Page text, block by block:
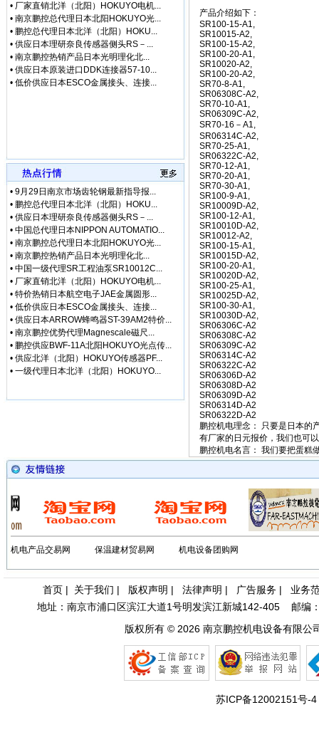
• [网站公告]
• [网站公告]
• [网站公告]
• [网站公告]
• [网站公告]
• [网站公告]
• [网站公告]
• [最新快讯]
• [最新快讯]
• [最新通知]
• [网站公告]
• [网站公告]
• [网站公告]
• [网站公告]
• [网站公告]
• [网站公告]
• [网站公告]
• [网站公告]
• [网站公告]
• [网站公告]
• [网站公告]
• [网站公告]
• [网站公告]
• [网站公告]
• [网站公告]
• [网站公告]
• [网站公告]
• [网站公告]
• [网站公告]
• [网站公告] 藤井电工
• [网站公告] 低价格东
• [网站公告] 低价格东
• [最新快讯] 阿里巴巴
• [网站公告] 一般纳
• [最新通知] 独家代理
• [网站公告] 独家代理
• [最新通知] 独家代理
• [最新快讯]
• [最新快讯] 南京鹏控
• [最新快讯]
长期销
• [网站公告]
全国总
• [网站公告]
金属电
• [网站公告]
• [网站公告] 三丰
• [网站公告] 三菱变频
• [网站公告]
三菱电
• 厂家直销北洋（北阳）HOKUYO电机...
• 南京鹏控总代理日本北阳HOKUYO光...
• 鹏控总代理日本北洋（北阳）HOKU...
• 供应日本理研奈良传感器侧头RS－...
• 南京鹏控热销产品日本光明理化北...
• 供应日本原装进口DDK连接器57-10...
• 低价供应日本ESCO金属接头、连接...
• 9月29日南京市场齿轮钢最新指导报...
• 鹏控总代理日本北洋（北阳）HOKU...
• 供应日本理研奈良传感器侧头RS－...
• 中国总代理日本NIPPON AUTOMATIO...
• 南京鹏控总代理日本北阳HOKUYO光...
• 南京鹏控热销产品日本光明理化北...
• 中国一级代理SR工程油泵SR10012C...
• 厂家直销北洋（北阳）HOKUYO电机...
• 特价热销日本航空电子JAE金属圆形...
• 低价供应日本ESCO金属接头、连接...
• 供应日本ARROW蜂鸣器ST-39AM2特价...
• 南京鹏控优势代理Magnescale磁尺...
• 鹏控供应BWF-11A北阳HOKUYO光点传...
• 供应北洋（北阳）HOKUYO传感器PF...
• 一级代理日本北洋（北阳）HOKUYO...
产品介绍如下：
SR100-15-A1,
SR10015-A2,
SR100-15-A2,
SR100-20-A1,
SR10020-A2,
SR100-20-A2,
SR70-8-A1,
SR06308C-A2,
SR70-10-A1,
SR06309C-A2,
SR70-16－A1,
SR06314C-A2,
SR70-25-A1,
SR06322C-A2,
SR70-12-A1,
SR70-20-A1,
SR70-30-A1,
SR100-9-A1,
SR10009D-A2,
SR100-12-A1,
SR10010D-A2,
SR10012-A2,
SR100-15-A1,
SR10015D-A2,
SR100-20-A1,
SR10020D-A2,
SR100-25-A1,
SR10025D-A2,
SR100-30-A1,
SR10030D-A2,
SR06306C-A2
SR06308C-A2
SR06309C-A2
SR06314C-A2
SR06322C-A2
SR06306D-A2
SR06308D-A2
SR06309D-A2
SR06314D-A2
SR06322D-A2
鹏控机电理念： 只要是日本的
有厂家的日元报价，我们也可
鹏控机电名言： 我们要把蛋糕
机电产品交易网 保温建材贸易网 机电设备团购网
首页 | 关于我们 | 版权声明 | 法律声明 | 广告服务 | 业务
地址：南京市浦口区滨江大道1号明发滨江新城142-405 邮
版权所有 © 2026 南京鹏控机电设备有限公
苏ICP备12002151号-4